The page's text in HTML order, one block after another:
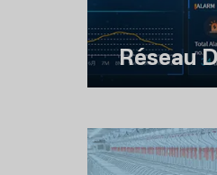
Réseau